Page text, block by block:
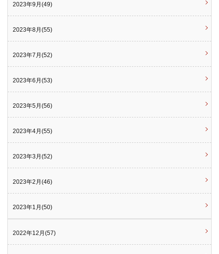
2023年9月(49)
2023年8月(55)
2023年7月(52)
2023年6月(53)
2023年5月(56)
2023年4月(55)
2023年3月(52)
2023年2月(46)
2023年1月(50)
2022年12月(57)